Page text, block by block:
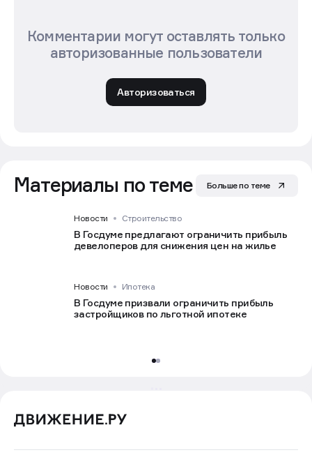
Комментарии могут оставлять только
авторизованные пользователи
Авторизоваться
Материалы по теме Больше по теме
Новости Строительство
В Госдуме предлагают ограничить прибыль
девелоперов для снижения цен на жилье
Новости Ипотека
В Госдуме призвали ограничить прибыль
застройщиков по льготной ипотеке